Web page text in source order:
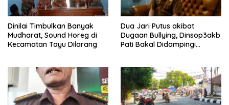
Dinilai Timbulkan Banyak
Mudharat, Sound Horeg di
Kecamatan Tayu Dilarang
Dua Jari Putus akibat
Dugaan Bullying, Dinsop3akb
Pati Bakal Didampingi